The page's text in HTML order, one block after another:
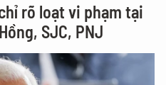
rõ loạt vi phạm tại
SJC, PNJ